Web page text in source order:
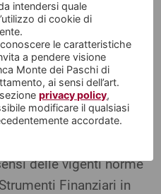
o offerta degli
alle
Commodity
degli Strumenti
dalla United
Trading Commission
delle vigenti norme
Finanziari in
intendersi quale
di cookie di
le caratteristiche
a pendere visione
Monte dei Paschi di
ai sensi dell’art.
sezioneprivacy policy,
modificare il qualsiasi
accordate.